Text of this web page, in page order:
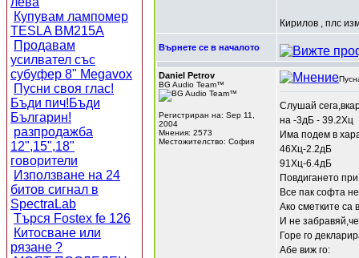
Купувам лампомер
TESLA BM215A
Продавам
усилвател със
субуфер 8" Megavox
Пусни своя глас!
Бъди пич!Бъди
Българин!
разпродажба
12",15",18"
говорители
Използване на 24
битов сигнал в
SpectraLab
Търся Fostex fe 126
Китосване или
рязане ?
Кирилов , плс
Върнете се в началото
Daniel Petrov
BG Audio Team™
Регистриран на: Sep 11,
2004
Мнения: 2573
Местожителство: София
Слушай
на -3дБ - 39.2Хц
Има подем в
46Хц-2.2дБ
91Хц-6.4дБ
Повдигането
Все пак софта
Ако сметките са
И не
Горе го
Абе виж го: